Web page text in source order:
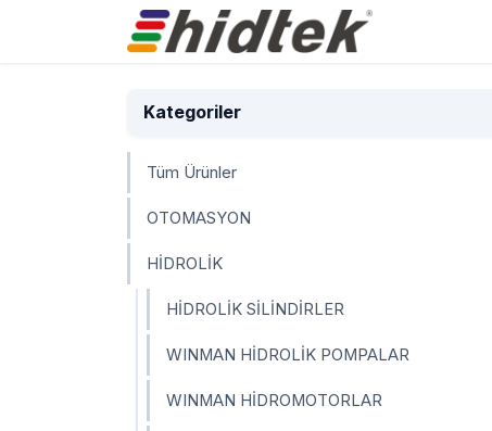
Kategoriler
Tüm Ürünler
OTOMASYON
HİDROLİK
HİDROLİK SİLİNDİRLER
WINMAN HİDROLİK POMPALAR
WINMAN HİDROMOTORLAR